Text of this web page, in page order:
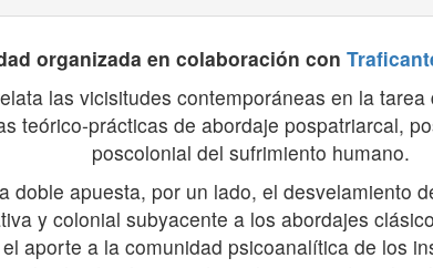
organizada en colaboración con
las vicisitudes contemporáneas en la
teórico-prácticas de abordaje pospatriarcal,
poscolonial del sufrimiento humano.
doble apuesta, por un lado, el desvelamiento
y colonial subyacente a los abordajes
aporte a la comunidad psicoanalítica de los